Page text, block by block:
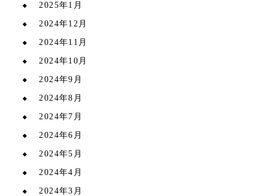
2025年1月
2024年12月
2024年11月
2024年10月
2024年9月
2024年8月
2024年7月
2024年6月
2024年5月
2024年4月
2024年3月